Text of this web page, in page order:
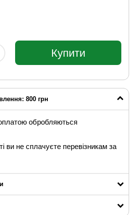
Купити
800 грн
обробляються
ви не сплачуєте перевізникам за